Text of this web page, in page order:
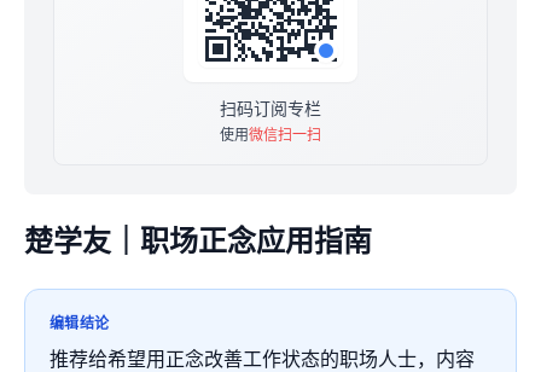
扫码订阅专栏
使用微信扫一扫
楚学友｜职场正念应用指南
编辑结论
推荐给希望用正念改善工作状态的职场人士，内容